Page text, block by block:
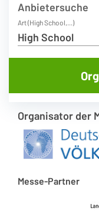
Anbietersuche
Art (High School,...)
Organisator der
Messe-Partner